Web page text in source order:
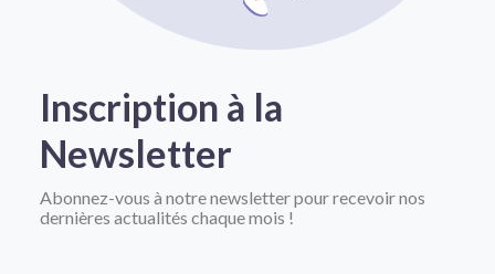
Inscription à la
Newsletter
Abonnez-vous à notre newsletter pour recevoir nos
dernières actualités chaque mois !